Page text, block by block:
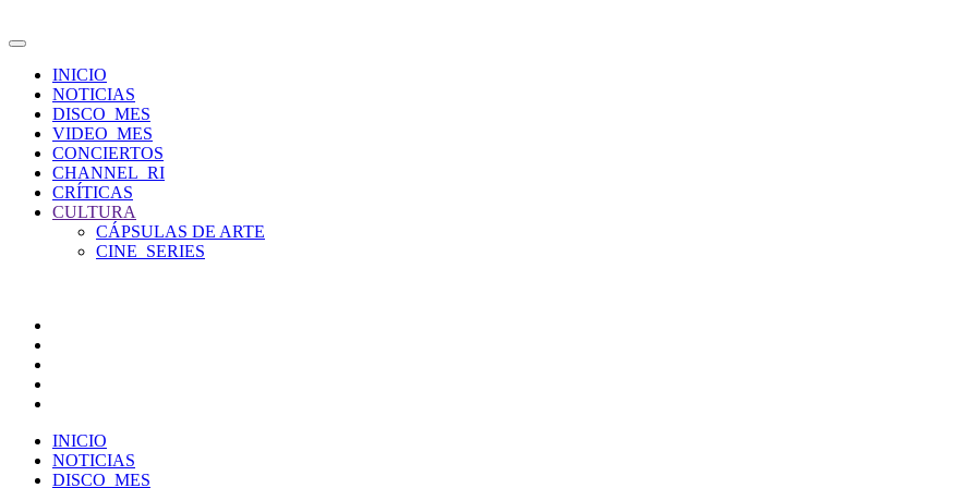
INICIO
NOTICIAS
DISCO_MES
VIDEO_MES
CONCIERTOS
CHANNEL_RI
CRÍTICAS
CULTURA
CÁPSULAS DE ARTE
CINE_SERIES
INICIO
NOTICIAS
DISCO_MES